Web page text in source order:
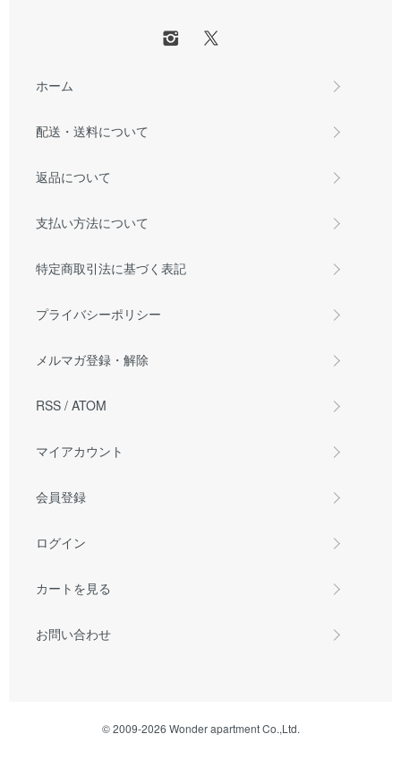
ホーム
配送・送料について
返品について
支払い方法について
特定商取引法に基づく表記
プライバシーポリシー
メルマガ登録・解除
RSS / ATOM
マイアカウント
会員登録
ログイン
カートを見る
お問い合わせ
© 2009-2026 Wonder apartment Co.,Ltd.